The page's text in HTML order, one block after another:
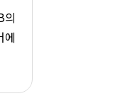
의
에